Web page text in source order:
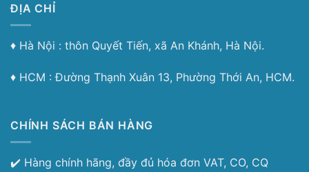
ĐỊA CHỈ
♦︎ Hà Nội : thôn Quyết Tiến, xã An Khánh, Hà Nội.
♦︎ HCM : Đường Thạnh Xuân 13, Phường Thới An, HCM.
CHÍNH SÁCH BÁN HÀNG
✔️ Hàng chính hãng, đầy đủ hóa đơn VAT, CO, CQ